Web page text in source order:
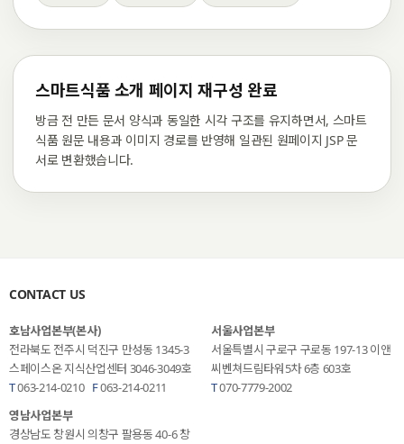
스마트식품 소개 페이지 재구성 완료
방금 전 만든 문서 양식과 동일한 시각 구조를 유지하면서, 스마트
식품 원문 내용과 이미지 경로를 반영해 일관된 원페이지 JSP 문
서로 변환했습니다.
CONTACT US
호남사업본부(본사)
전라북도 전주시 덕진구 만성동 1345-3
스페이스온 지식산업센터 3046-3049호
T063-214-0210 F063-214-0211
서울사업본부
서울특별시 구로구 구로동 197-13이앤
씨벤쳐드림타워5차 6층 603호
T070-7779-2002
영남사업본부
경상남도 창원시 의창구 팔용동 40-6창